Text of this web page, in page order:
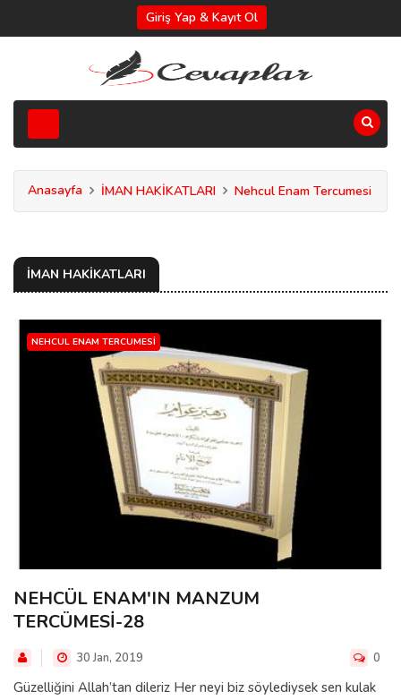
Giriş Yap & Kayıt Ol
Anasayfa İMAN HAKİKATLARI Nehcul Enam Tercumesi
İMAN HAKİKATLARI
NEHCUL ENAM TERCUMESI
NEHCÜL ENAM'IN MANZUM
TERCÜMESİ-28
30 Jan, 2019 0
Güzelliğini Allah’tan dileriz Her neyi biz söylediysek sen kulak